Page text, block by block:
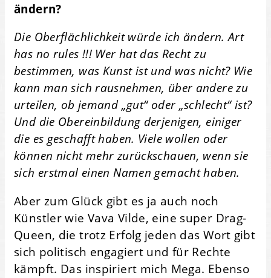
ändern?
Die Oberflächlichkeit würde ich ändern. Art
has no rules !!! Wer hat das Recht zu
bestimmen, was Kunst ist und was nicht? Wie
kann man sich rausnehmen, über andere zu
urteilen, ob jemand „gut“ oder „schlecht“ ist?
Und die Obereinbildung derjenigen, einiger
die es geschafft haben. Viele wollen oder
können nicht mehr zurückschauen, wenn sie
sich erstmal einen Namen gemacht haben.
Aber zum Glück gibt es ja auch noch
Künstler wie Vava Vilde, eine super Drag-
Queen, die trotz Erfolg jeden das Wort gibt
sich politisch engagiert und für Rechte
kämpft. Das inspiriert mich Mega. Ebenso